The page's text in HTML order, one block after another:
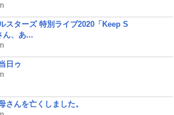
スターズ 特別ライブ2020「Keep S
ん、あ...
日ゥ
さんを亡くしました。